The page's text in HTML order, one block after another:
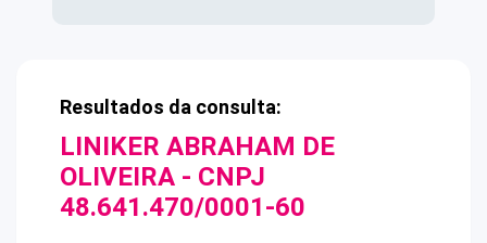
Resultados da consulta:
LINIKER ABRAHAM DE
OLIVEIRA - CNPJ
48.641.470/0001-60